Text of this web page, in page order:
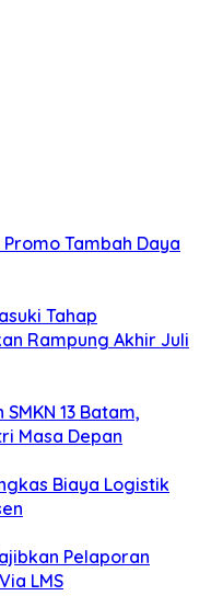
Promo Tambah Daya
Tahap
Rampung Akhir Juli
13 Batam,
Masa Depan
Biaya Logistik
Pelaporan
LMS